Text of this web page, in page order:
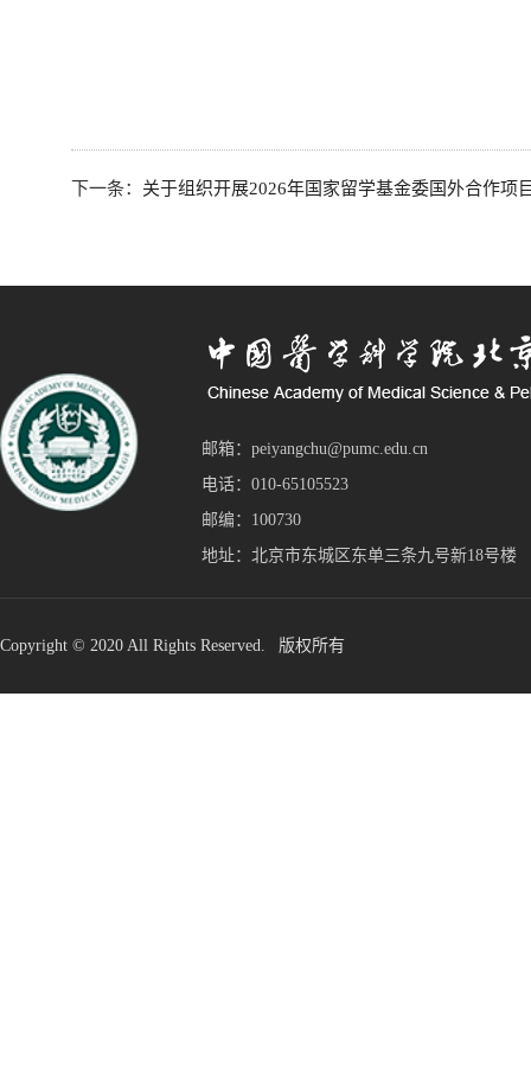
下一条： 关于组织开展2026年国家留学基金委国外合作项
邮箱：peiyangchu@pumc.edu.cn
电话：010-65105523
邮编：100730
地址：北京市东城区东单三条九号新18号楼
Copyright © 2020 All Rights Reserved. 版权所有